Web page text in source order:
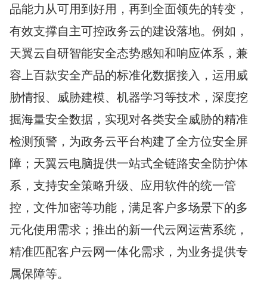
品能力从可用到好用，再到全面领先的转变，
有效支撑自主可控政务云的建设落地。例如，
天翼云自研智能安全态势感知和响应体系，兼
容上百款安全产品的标准化数据接入，运用威
胁情报、威胁建模、机器学习等技术，深度挖
掘海量安全数据，实现对各类安全威胁的精准
检测预警，为政务云平台构建了全方位安全屏
障；天翼云电脑提供一站式全链路安全防护体
系，支持安全策略升级、应用软件的统一管
控，文件加密等功能，满足客户多场景下的多
元化使用需求；推出的新一代云网运营系统，
精准匹配客户云网一体化需求，为业务提供专
属保障等。